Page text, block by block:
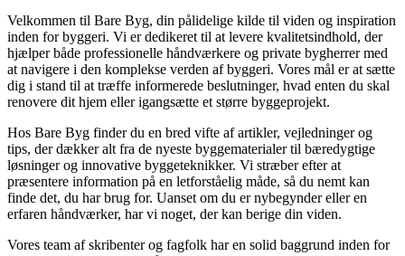
Velkommen til Bare Byg, din pålidelige kilde til viden og inspiration
inden for byggeri. Vi er dedikeret til at levere kvalitetsindhold, der
hjælper både professionelle håndværkere og private bygherrer med
at navigere i den komplekse verden af byggeri. Vores mål er at sætte
dig i stand til at træffe informerede beslutninger, hvad enten du skal
renovere dit hjem eller igangsætte et større byggeprojekt.
Hos Bare Byg finder du en bred vifte af artikler, vejledninger og
tips, der dækker alt fra de nyeste byggematerialer til bæredygtige
løsninger og innovative byggeteknikker. Vi stræber efter at
præsentere information på en letforståelig måde, så du nemt kan
finde det, du har brug for. Uanset om du er nybegynder eller en
erfaren håndværker, har vi noget, der kan berige din viden.
Vores team af skribenter og fagfolk har en solid baggrund inden for